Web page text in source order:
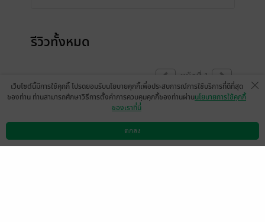
รีวิวทั้งหมด
หน้าที่ 1
Wasit Prombutr
ดาวน์โหลดแอป วิธีการใช้งาน ติดต่อเรา
เว็บไซต์นี้มีการใช้คุกกี้ โปรดยอมรับนโยบายคุกกี้เพื่อประสบการณ์การใช้บริการที่ดีที่สุด
ของท่าน ท่านสามารถศึกษาวิธีการตั้งค่าการควบคุมคุกกี้ของท่านผ่านนโยบายการใช้คุกกี้
ของเราที่นี่
ตกลง